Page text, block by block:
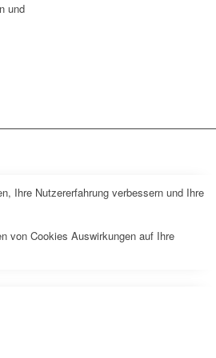
und
Ihre Nutzererfahrung verbessern und Ihre
von Cookies Auswirkungen auf Ihre